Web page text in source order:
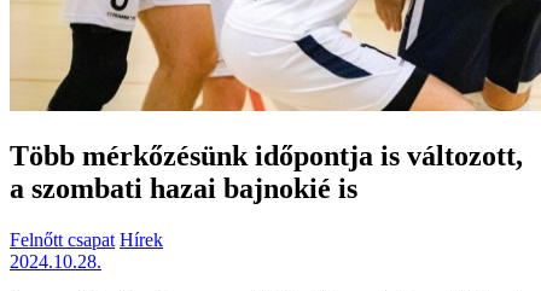
Több mérkőzésünk időpontja is változott,
a szombati hazai bajnokié is
Felnőtt csapat Hírek
2024.10.28.